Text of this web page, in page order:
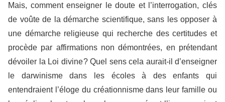
Mais, comment enseigner le doute et l’interrogation, clés
de voûte de la démarche scientifique, sans les opposer à
une démarche religieuse qui recherche des certitudes et
procède par affirmations non démontrées, en prétendant
dévoiler la Loi divine ? Quel sens cela aurait-il d’enseigner
le darwinisme dans les écoles à des enfants qui
entendraient l’éloge du créationnisme dans leur famille ou